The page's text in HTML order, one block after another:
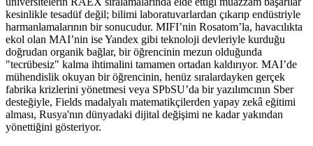
kesinlikle tesadüf değil; bilimi laboratuvarlardan çıkarıp endüstriyle
harmanlamalarının bir sonucudur. MIFI’nin Rosatom’la, havacılıkta
ekol olan MAI’nin ise Yandex gibi teknoloji devleriyle kurduğu
doğrudan organik bağlar, bir öğrencinin mezun olduğunda
"tecrübesiz" kalma ihtimalini tamamen ortadan kaldırıyor. MAI’de
mühendislik okuyan bir öğrencinin, henüz sıralardayken gerçek
fabrika krizlerini yönetmesi veya SPbSU’da bir yazılımcının Sber
desteğiyle, Fields madalyalı matematikçilerden yapay zekâ eğitimi
alması, Rusya'nın dünyadaki dijital değişimi ne kadar yakından
yönettiğini gösteriyor.